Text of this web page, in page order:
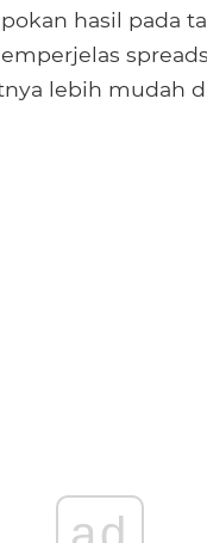
hasil pada
lebih mudah